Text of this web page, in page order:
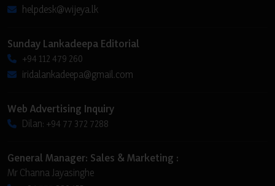
helpdesk@wijeya.lk
Sunday Lankadeepa Editorial
+94 112 479 260
iridalankadeepa@gmail.com
Web Advertising Inquiry
Dilan: +94 77 372 7288
General Manager: Sales & Marketing :
Mr Channa Jayasinghe